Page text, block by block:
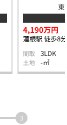
東
4,190万円
蓮根駅 徒歩8分
間取 3LDK
土地 -㎡
3